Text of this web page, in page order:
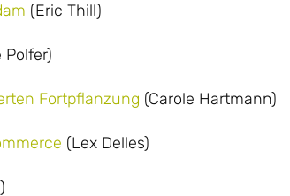
(Eric Thill)
Polfer)
Fortpflanzung (Carole Hartmann)
(Lex Delles)